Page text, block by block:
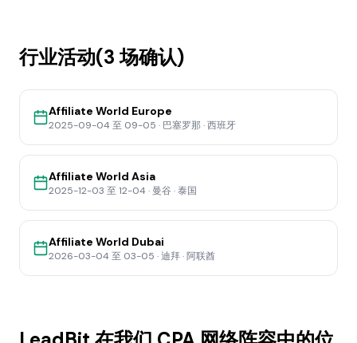
行业活动(3 场确认)
Affiliate World Europe
2025-09-04 至 09-05 · 巴塞罗那 · 西班牙
Affiliate World Asia
2025-12-03 至 12-04 · 曼谷 · 泰国
Affiliate World Dubai
2026-03-04 至 03-05 ·迪拜 · 阿联酋